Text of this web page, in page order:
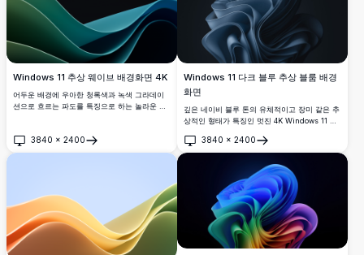
Windows 11 추상 웨이브 배경화면 4K
어두운 배경에 우아한 청록색과 녹색 그라데이
션으로 흐르는 파도를 특징으로 하는 놀라운 고
으로 모던한 데스크톱 설정에 완벽합니다.
3840 × 2400
열기
Windows 11 다크 블루 추상 블룸 배경
화면
깊은 네이비 블루 톤의 유체적이고 장미 같은 추
상적인 형태가 특징인 멋진 4K Windows 11 배
곡선이 극적으로 펼쳐져 우아한 3D 조각 효과를
만들어냅니다.
3840 × 2400
열기